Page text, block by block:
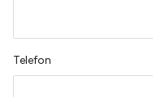
Telefon